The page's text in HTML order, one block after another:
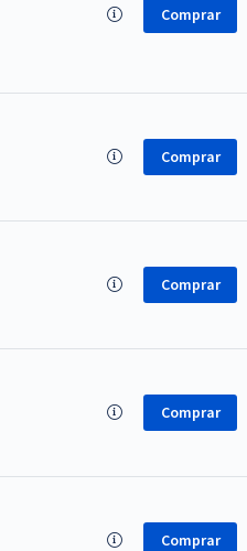
Comprar
Comprar
Comprar
Comprar
Comprar